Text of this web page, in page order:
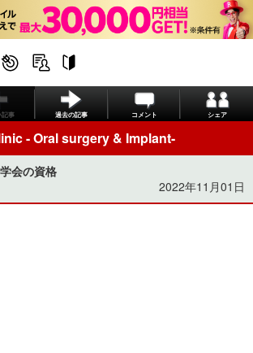
記事 過去の記事 コメント シェア
- Oral surgery & Implant-
会の資格
2022年11月01日